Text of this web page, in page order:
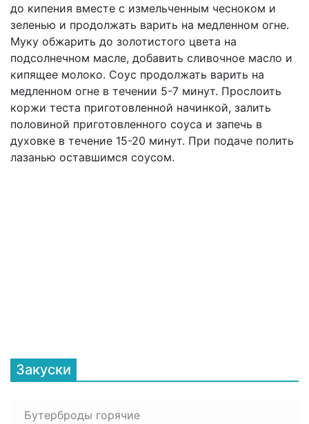
до кипения вместе с измельченным чесноком и
зеленью и продолжать варить на медленном огне.
Муку обжарить до золотистого цвета на
подсолнечном масле, добавить сливочное масло и
кипящее молоко. Соус продолжать варить на
медленном огне в течении 5-7 минут. Прослоить
коржи теста приготовленной начинкой, залить
половиной приготовленного соуса и запечь в
духовке в течение 15-20 минут. При подаче полить
лазанью оставшимся соусом.
Закуски
Бутерброды горячие